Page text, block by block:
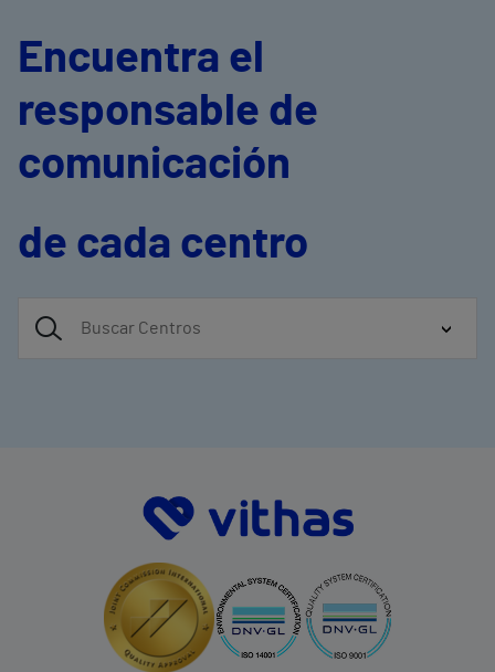
Encuentra el
responsable de
comunicación
de cada centro